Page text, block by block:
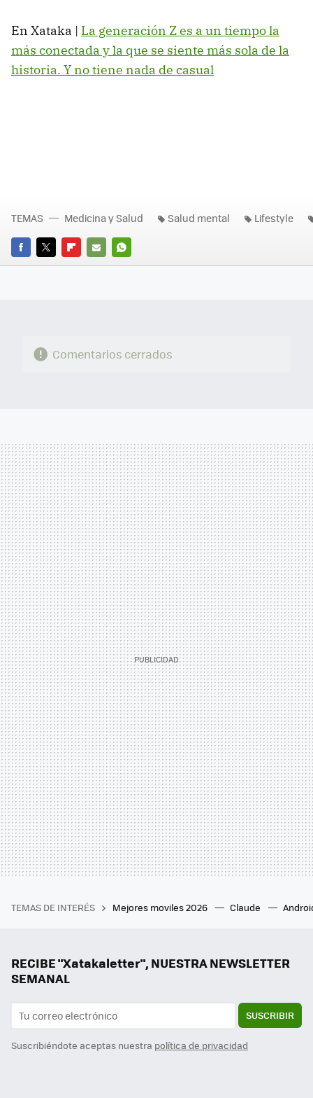
En Xataka | La generación Z es a un tiempo la
más conectada y la que se siente más sola de la
historia. Y no tiene nada de casual
FACEBOOK
TWITTERFLIPBOARD
E-
WHATSAPP
TEMAS Medicina y Salud Salud mental Lifestyle
Comentarios cerrados
TEMAS DE INTERÉS Mejores moviles 2026 Claude
RECIBE "Xatakaletter", NUESTRA NEWSLETTER
SEMANAL
SUSCRIBIR
Suscribiéndote aceptas nuestra política de privacidad